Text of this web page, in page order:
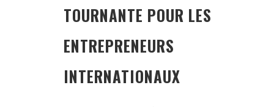
TOURNANTE POUR LES
ENTREPRENEURS
INTERNATIONAUX